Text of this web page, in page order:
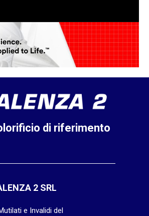
di riferimento
2 SRL
e Invalidi del